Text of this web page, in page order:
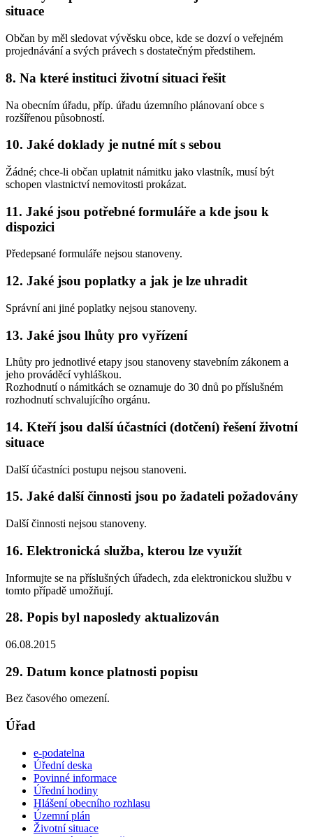
situace
Občan by měl sledovat vývěsku obce, kde se dozví o veřejném
projednávání a svých právech s dostatečným předstihem.
8. Na které instituci životní situaci řešit
Na obecním úřadu, příp. úřadu územního plánovaní obce s
rozšířenou působností.
10. Jaké doklady je nutné mít s sebou
Žádné; chce-li občan uplatnit námitku jako vlastník, musí být
schopen vlastnictví nemovitosti prokázat.
11. Jaké jsou potřebné formuláře a kde jsou k
dispozici
Předepsané formuláře nejsou stanoveny.
12. Jaké jsou poplatky a jak je lze uhradit
Správní ani jiné poplatky nejsou stanoveny.
13. Jaké jsou lhůty pro vyřízení
Lhůty pro jednotlivé etapy jsou stanoveny stavebním zákonem a
jeho prováděcí vyhláškou.
Rozhodnutí o námitkách se oznamuje do 30 dnů po příslušném
rozhodnutí schvalujícího orgánu.
14. Kteří jsou další účastníci (dotčení) řešení životní
situace
Další účastníci postupu nejsou stanoveni.
15. Jaké další činnosti jsou po žadateli požadovány
Další činnosti nejsou stanoveny.
16. Elektronická služba, kterou lze využít
Informujte se na příslušných úřadech, zda elektronickou službu v
tomto případě umožňují.
28. Popis byl naposledy aktualizován
06.08.2015
29. Datum konce platnosti popisu
Bez časového omezení.
Úřad
e-podatelna
Úřední deska
Povinné informace
Úřední hodiny
Hlášení obecního rozhlasu
Územní plán
Životní situace